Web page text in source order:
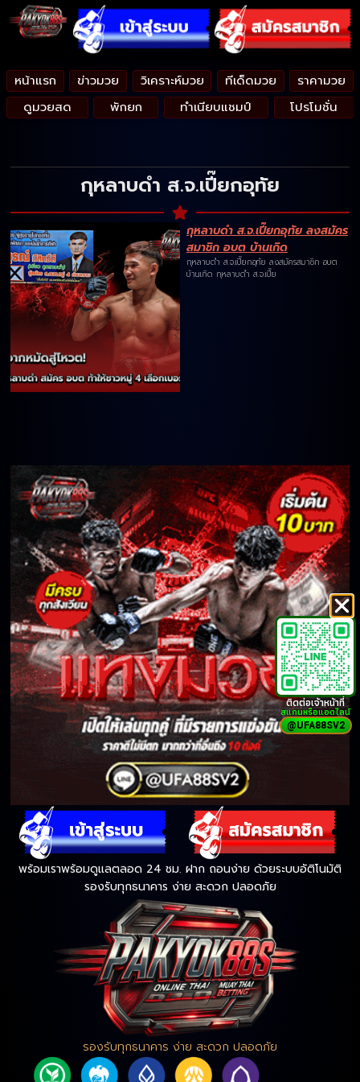
หน้าแรก ข่าวมวย วิเคราะห์มวย ทีเด็ดมวย
ราคามวย
ดูมวยสด
พักยก ทำเนียบแชมป์ โปรโมชั่น
กุหลาบดำ ส.จ.เปี๊ยกอุทัย
กุหลาบดำ ส.จ.เปี๊ยกอุทัย ลงสมัคร
สมาชิก อบต บ้านเกิด
กุหลาบดำ ส.จ.เปี๊ยกอุทัย ลงสมัครสมาชิก อบต
บ้านเกิด กุหลาบดำ ส.จ.เปี๊ย
พร้อมเราพร้อมดูแลตลอด 24 ชม. ฝาก ถอนง่าย ด้วยระบบอัติโนมัติ
รองรับทุกธนาคาร ง่าย สะดวก ปลอดภัย
รองรับทุกธนาคาร ง่าย สะดวก ปลอดภัย
ติดต่อเจ้าหน้าที่
สแกนหรือแอดไลน์
@UFA88SV2